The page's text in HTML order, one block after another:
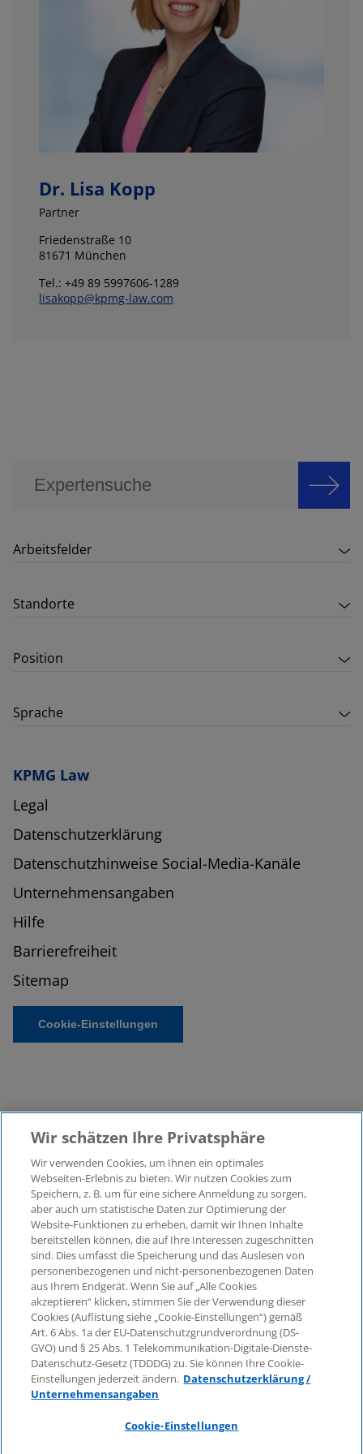
Dr. Lisa Kopp
Partner
Friedenstraße 10
81671 München
Tel.: +49 89 5997606-1289
lisakopp@kpmg-law.com
Arbeitsfelder
Standorte
Position
Sprache
KPMG Law
Legal
Datenschutzerklärung
Datenschutzhinweise Social-Media-Kanäle
Unternehmensangaben
Hilfe
Barrierefreiheit
Sitemap
Cookie-Einstellungen
©2026 KPMG Law Rechtsanwaltsgesellschaft mbH,
assoziiert mit der KPMG AG
Wirtschaftsprüfungsgesellschaft, einer
Aktiengesellschaft nach deutschem Recht und ein
Mitglied der globalen KPMG-Organisation
unabhängiger Mitgliedsfirmen, die KPMG International
Limited, einer Private English Company Limited by
Guarantee, angeschlossen sind. Alle Rechte
vorbehalten. Für weitere Einzelheiten über die Struktur
der globalen Organisation von KPMG besuchen Sie
bittehttps://home.kpmg/governance.
KPMG International erbringt keine Dienstleistungen für
Kunden. Keine Mitgliedsfirma ist befugt, KPMG
International oder eine andere Mitgliedsfirma
Wir schätzen Ihre Privatsphäre
Wir verwenden Cookies, um Ihnen ein optimales
Webseiten-Erlebnis zu bieten. Wir nutzen Cookies zum
Speichern, z. B. um für eine sichere Anmeldung zu sorgen,
aber auch um statistische Daten zur Optimierung der
Website-Funktionen zu erheben, damit wir Ihnen Inhalte
bereitstellen können, die auf Ihre Interessen zugeschnitten
sind. Dies umfasst die Speicherung und das Auslesen von
personenbezogenen und nicht-personenbezogenen Daten
aus Ihrem Endgerät. Wenn Sie auf „Alle Cookies
akzeptieren“ klicken, stimmen Sie der Verwendung dieser
Cookies (Auflistung siehe „Cookie-Einstellungen“) gemäß
Art. 6 Abs. 1a der EU-Datenschutzgrundverordnung (DS-
GVO) und § 25 Abs. 1 Telekommunikation-Digitale-Dienste-
Datenschutz-Gesetz (TDDDG) zu. Sie können Ihre Cookie-
Einstellungen jederzeit ändern. Datenschutzerklärung /
Unternehmensangaben
Cookie-Einstellungen